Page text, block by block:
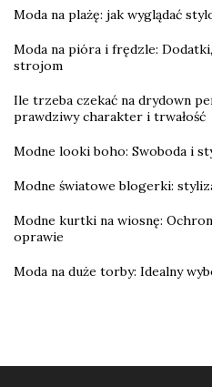
Moda na plażę: jak wyglądać
Moda na pióra i frędzle:
strojom
Ile trzeba czekać na drydown
prawdziwy charakter i trwałość
Modne looki boho: Swoboda i
Modne światowe blogerki:
Modne kurtki na wiosnę:
oprawie
Moda na duże torby: Idealny